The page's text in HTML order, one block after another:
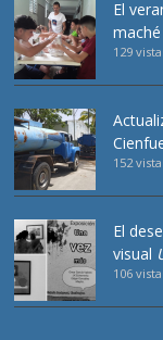
El
129
152
El
visual
106